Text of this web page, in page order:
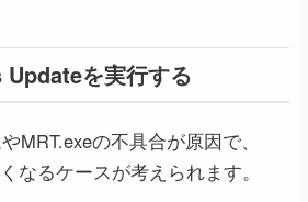
を実行する
MRT.exeの不具合が原因で、
なるケースが考えられます。